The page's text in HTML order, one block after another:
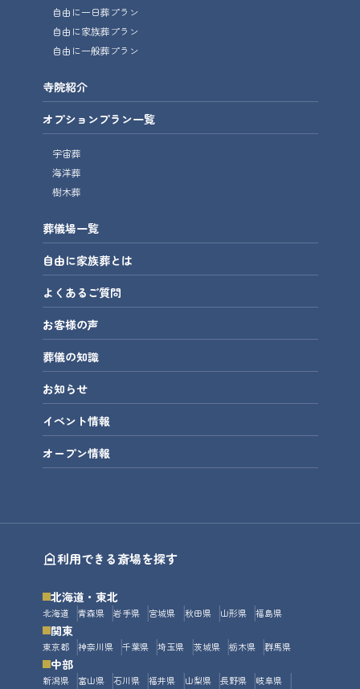
自由に一日葬プラン
自由に家族葬プラン
自由に一般葬プラン
寺院紹介
オプションプラン一覧
宇宙葬
海洋葬
樹木葬
葬儀場一覧
自由に家族葬とは
よくあるご質問
お客様の声
葬儀の知識
お知らせ
イベント情報
オープン情報
利用できる斎場を探す
北海道・東北
北海道 青森県 岩手県 宮城県 秋田県 山形県 福島県
関東
東京都 神奈川県 千葉県 埼玉県 茨城県 栃木県 群馬県
中部
新潟県 富山県 石川県 福井県 山梨県 長野県
岐阜県